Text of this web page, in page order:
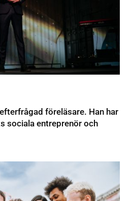
föreläsare. Han har
sociala entreprenör och